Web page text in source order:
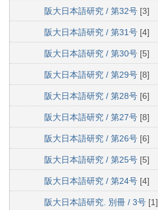
阪大日本語研究 / 第32号 [3]
阪大日本語研究 / 第31号 [4]
阪大日本語研究 / 第30号 [5]
阪大日本語研究 / 第29号 [8]
阪大日本語研究 / 第28号 [6]
阪大日本語研究 / 第27号 [8]
阪大日本語研究 / 第26号 [6]
阪大日本語研究 / 第25号 [5]
阪大日本語研究 / 第24号 [4]
阪大日本語研究. 別冊 / 3号 [1]